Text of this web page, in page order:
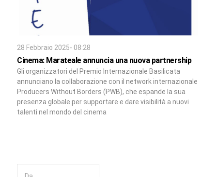
28 Febbraio 2025- 08:28
Cinema: Marateale annuncia una nuova partnership
Gli organizzatori del Premio Internazionale Basilicata
annunciano la collaborazione con il network internazionale
Producers Without Borders (PWB), che espande la sua
presenza globale per supportare e dare visibilità a nuovi
talenti nel mondo del cinema